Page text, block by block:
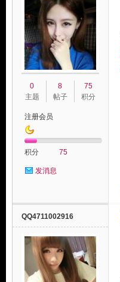
0
主题
8
帖子
75
积分
注册会员
积分 75
发消息
QQ4711002916